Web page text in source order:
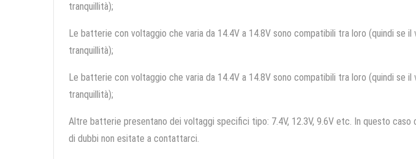
tranquillità);
Le batterie con voltaggio che varia da 14.4V a 14.8V sono compatibili tra loro (quindi
tranquillità);
Le batterie con voltaggio che varia da 14.4V a 14.8V sono compatibili tra loro (quindi
tranquillità);
Altre batterie presentano dei voltaggi specifici tipo: 7.4V, 12.3V, 9.6V etc. In questo
di dubbi non esitate a contattarci.